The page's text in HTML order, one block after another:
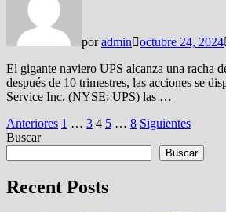
poradmin octubre 24, 2024
El gigante naviero UPS alcanza una racha
después de 10 trimestres, las acciones se
Service Inc. (NYSE: UPS) las …
Paginación
de
entradas
Anteriores 1 … 3 4 5 … 8 Siguientes
Buscar
Buscar
Recent Posts